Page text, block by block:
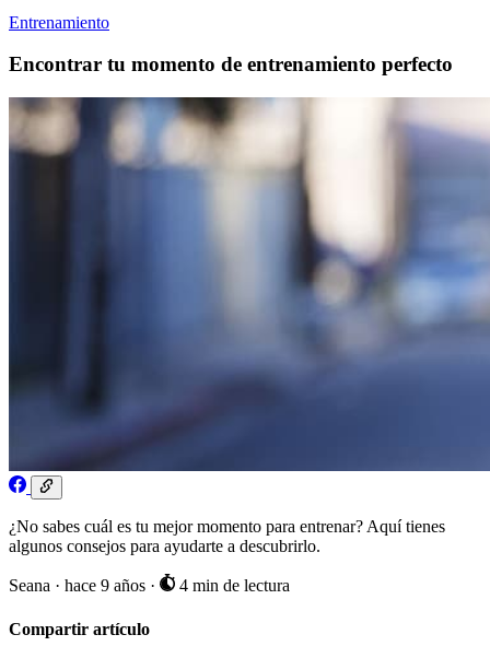
Entrenamiento
Encontrar tu momento de entrenamiento perfecto
¿No sabes cuál es tu mejor momento para entrenar? Aquí tienes
algunos consejos para ayudarte a descubrirlo.
Seana · hace 9 años · 4 min de lectura
Compartir artículo